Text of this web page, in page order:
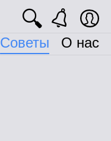
Советы О нас
🔍